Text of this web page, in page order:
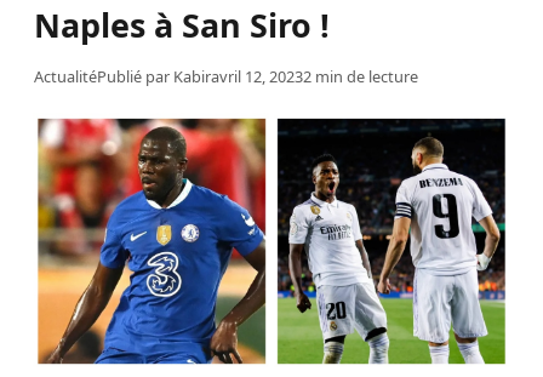
Naples à San Siro !
ActualitéPublié par Kabiravril 12, 20232 min de lecture